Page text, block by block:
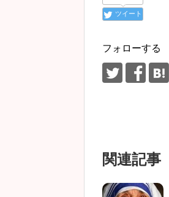
ツイート
フォローする
関連記事